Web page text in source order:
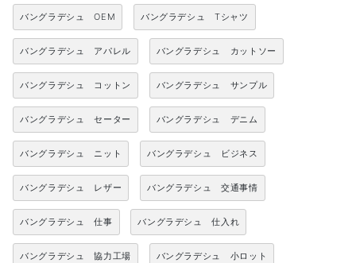
バングラデシュ OEM バングラデシュ Tシャツ
バングラデシュ アパレル バングラデシュ カットソー
バングラデシュ コットン バングラデシュ サンプル
バングラデシュ セーター バングラデシュ デニム
バングラデシュ ニット バングラデシュ ビジネス
バングラデシュ レザー バングラデシュ 交通事情
バングラデシュ 仕事 バングラデシュ 仕入れ
バングラデシュ 協力工場 バングラデシュ 小ロット